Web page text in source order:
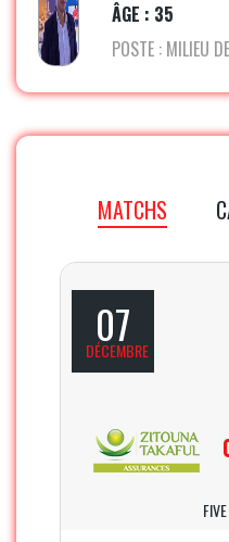
ÂGE : 35
POSTE : MILIEU
MATCHS
07
DÉCEMBRE